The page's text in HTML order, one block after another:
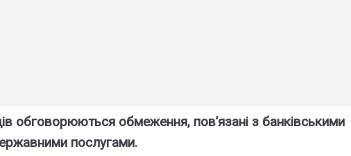
обговорюються обмеження, пов’язані з банківськими
послугами.